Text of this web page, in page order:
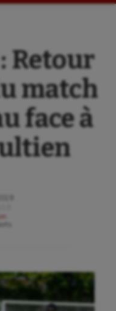
Retour
match
face à